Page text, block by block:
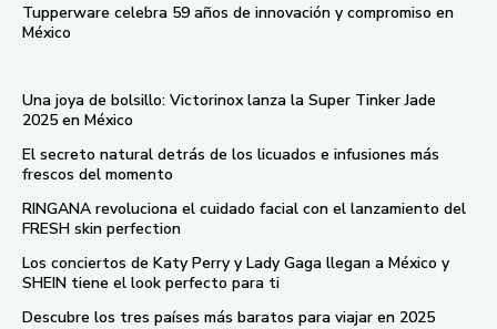
Tupperware celebra 59 años de innovación y compromiso en
México
Una joya de bolsillo: Victorinox lanza la Super Tinker Jade
2025 en México
El secreto natural detrás de los licuados e infusiones más
frescos del momento
RINGANA revoluciona el cuidado facial con el lanzamiento del
FRESH skin perfection
Los conciertos de Katy Perry y Lady Gaga llegan a México y
SHEIN tiene el look perfecto para ti
Descubre los tres países más baratos para viajar en 2025